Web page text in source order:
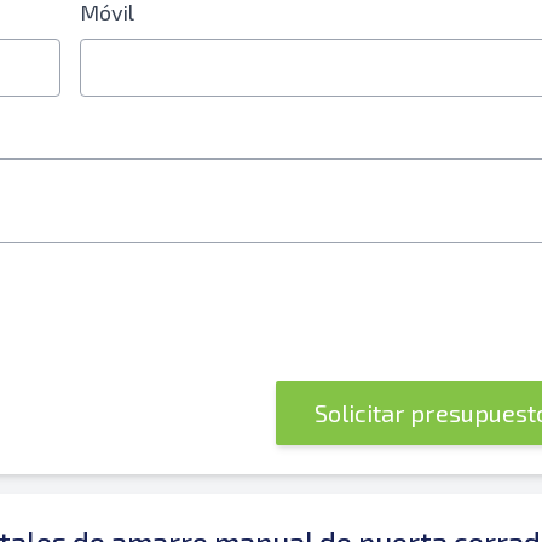
Móvil
Solicitar
o número de teléfono móvil